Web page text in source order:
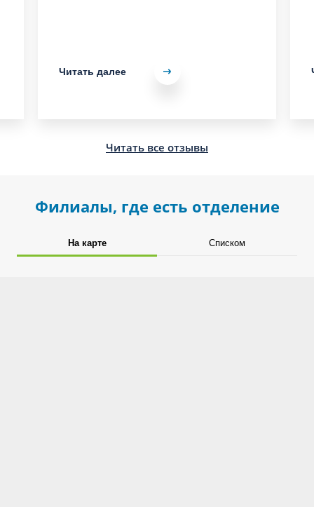
Читать далее
Читать все отзывы
Филиалы, где есть отделение
На карте Списком